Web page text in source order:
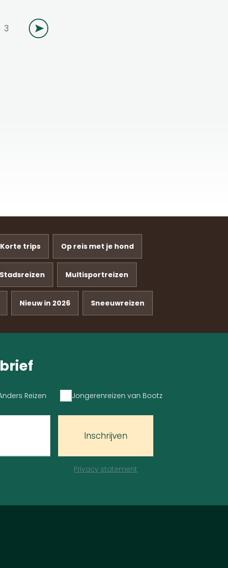
3
Korte trips Op reis met je hond
Stadsreizen Multisportreizen
Nieuw in 2026 Sneeuwreizen
Reizen Jongerenreizen van Bootz
Inschrijven
Privacy statement